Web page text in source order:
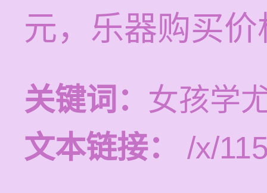
元，乐器购买
关键词： 女孩学
文本链接：
/x/